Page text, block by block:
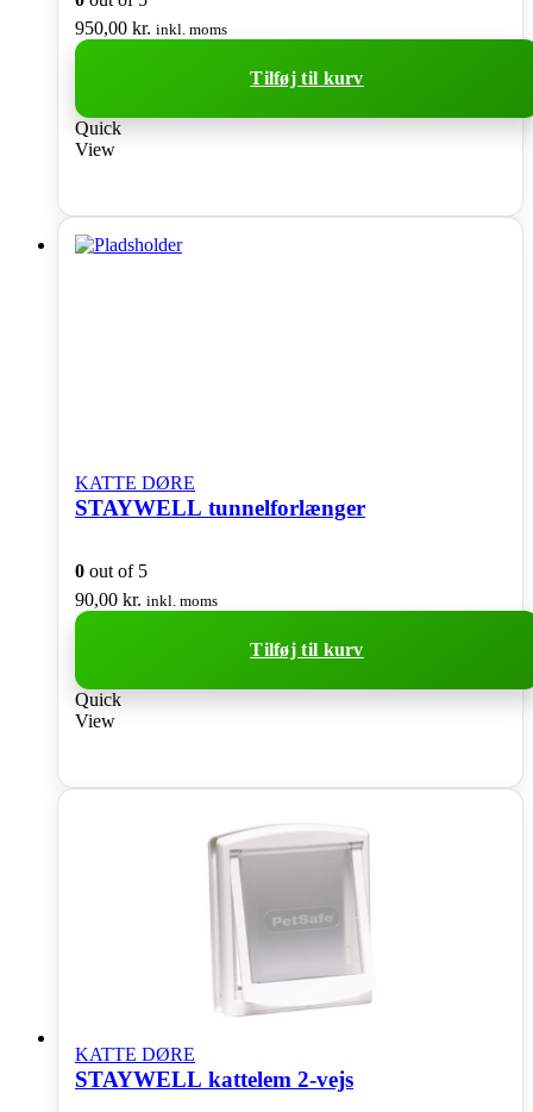
950,00 kr. inkl. moms
Tilføj til kurv
Quick
View
KATTE DØRE
STAYWELL tunnelforlænger
0 out of 5
90,00 kr. inkl. moms
Tilføj til kurv
Quick
View
KATTE DØRE
STAYWELL kattelem 2-vejs